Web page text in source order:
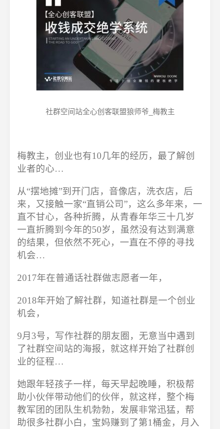
社群空间站全心创客联盟狼师爷_梅教主
梅教主，创业也有10几年的经历，最了解创
业者的心…
从“摆地摊”到开门店，音像店，洗衣店，后
来，又接触一家“直销公司”，这么多年来，一
直不甘心，各种折腾，从青春年华三十几岁
一直折腾到今年的50岁，虽然没有达到满意
的结果，但依然不死心，一直在不停的寻找
机会…
2017年在普通话社群做志愿者一年，
2018年开始了解社群，知道社群是一个创业
机会，
9月3号，写作社群的朋友圈，无意当中遇到
了社群空间站的海报，就这样开始了社群创
业的征程…
她跟年轻孩子一样，每天早起晚睡，积极帮
助小伙伴带动他们的伙伴，就这样，整个梅
教军团的团队生机勃勃，发展非常迅猛，帮
助很多社群小白，宝妈赚到了第1桶金，月入